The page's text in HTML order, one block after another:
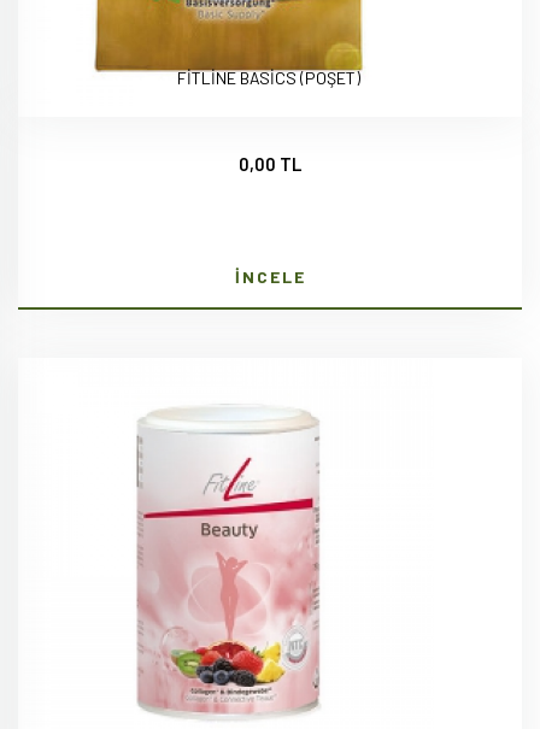
FİTLİNE BASİCS (POŞET)
0,00 TL
İNCELE